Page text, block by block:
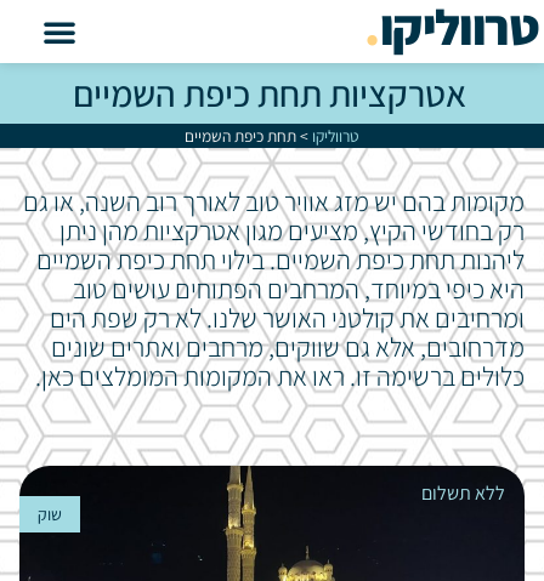
טרווליקו.
אטרקציות תחת כיפת השמיים
טרווליקו >תחת כיפת השמיים
מקומות בהם יש מזג אוויר טוב לאורך רוב השנה, או גם
רק בחודשי הקיץ, מציעים מגון אטרקציות מהן ניתן
ליהנות תחת כיפת השמיים. בילוי תחת כיפת השמיים
היא כיפי במיוחד, המרחבים הפתוחים עושים טוב
ומרחיבים את קולטני האושר שלנו. לא רק שפת הים
מדרחובים, אלא גם שווקים, מרחבים ואתרים שונים
כלולים ברשימה זו. ראו את המקומות המומלצים כאן.
ללא תשלום
שוק